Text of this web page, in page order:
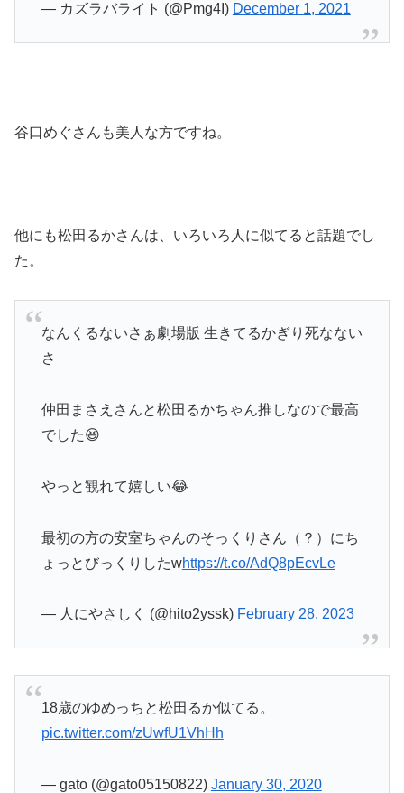
— カズラバライト (@Pmg4I) December 1, 2021
谷口めぐさんも美人な方ですね。
他にも松田るかさんは、いろいろ人に似てると話題でし
た。
なんくるないさぁ劇場版 生きてるかぎり死なない
さ
仲田まさえさんと松田るかちゃん推しなので最高
でした😆
やっと観れて嬉しい😂
最初の方の安室ちゃんのそっくりさん（？）にち
ょっとびっくりしたwhttps://t.co/AdQ8pEcvLe
— 人にやさしく (@hito2yssk) February 28, 2023
18歳のゆめっちと松田るか似てる。
pic.twitter.com/zUwfU1VhHh
— gato (@gato05150822) January 30, 2020